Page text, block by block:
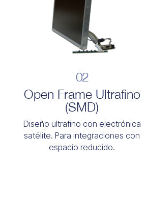
02
Open Frame Ultrafino
(SMD)
Diseño ultrafino con electrónica
satélite. Para integraciones con
espacio reducido.